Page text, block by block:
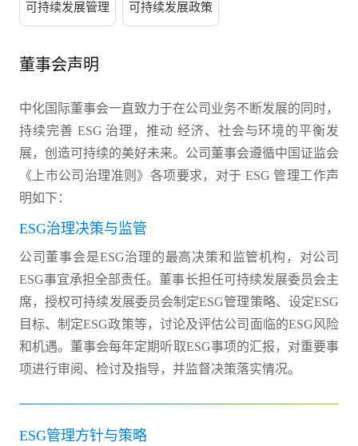
可持续发展管理 可持续发展政策
董事会声明
中化国际董事会一直致力于在公司业务不断发展的同时，
持续完善 ESG 治理，推动 经济、社会与环境的平衡发
展，创造可持续的美好未来。公司董事会遵循中国证监会
《上市公司治理准则》各项要求，对于 ESG 管理工作声
明如下：
ESG治理决策与监管
公司董事会是ESG治理的最高决策和监管机构，对公司
ESG事宜承担全部责任。董事长担任可持续发展委员会主
席，授权可持续发展委员会制定ESG管理策略、设定ESG
目标、制定ESG政策等，讨论及评估公司面临的ESG风险
和机遇。董事会每年定期听取ESG事项的汇报，对重要事
项进行审阅、检讨及指导，并监督决策落实情况。
ESG管理方针与策略